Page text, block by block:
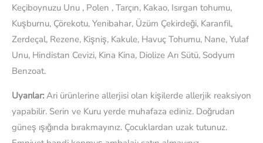
Keçiboynuzu Unu , Polen , Tarçın, Kakao, Isırgan tohumu,
Kuşburnu, Çörekotu, Yenibahar, Üzüm Çekirdeği, Karanfil,
Zerdeçal, Rezene, Kişniş, Kakule, Havuç Tohumu, Nane, Yulaf
Unu, Hindistan Cevizi, Kina Kina, Diolize Arı Sütü, Sodyum
Benzoat.
Uyarılar: Ari ürünlerine allerjisi olan kişilerde allerjik reaksiyon
yapabilir. Serin ve Kuru yerde muhafaza ediniz. Doğrudan
güneş ışığında bırakmayınız. Çocuklardan uzak tutunuz.